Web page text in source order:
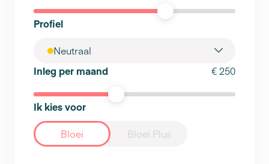
Profiel
Neutraal
€ 250
Inleg per maand
Ik kies voor
Bloei Bloei Plus